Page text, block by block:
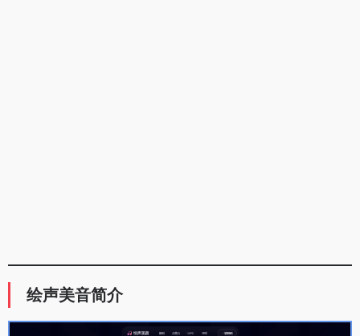
绘声美音简介